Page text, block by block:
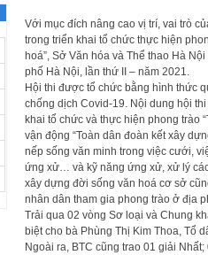
Với mục đích nâng cao vị trí, vai trò
trong triển khai tổ chức thực hiện
hoá”, Sở Văn hóa và Thể thao Hà
phố Hà Nội, lần thứ II – năm 2021.
Hội thi được tổ chức bằng hình thức
chống dịch Covid-19. Nội dung hội
khai tổ chức và thực hiện phong trào
vận động “Toàn dân đoàn kết xây
nếp sống văn minh trong việc cưới,
ứng xử… và kỹ năng ứng xử, xử lý
xây dựng đời sống văn hoá cơ sở
nhân dân tham gia phong trào ở địa
Trải qua 02 vòng Sơ loại và Chung
biệt cho bà Phùng Thị Kim Thoa, Tổ
Ngoài ra, BTC cũng trao 01 giải